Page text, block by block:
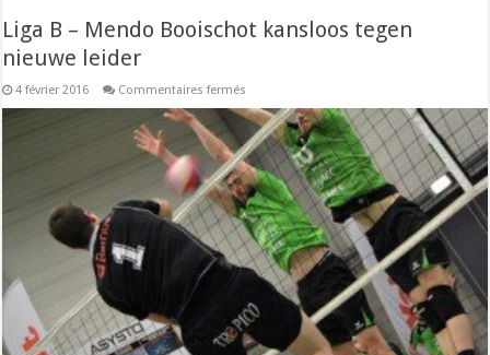
Liga B – Mendo Booischot kansloos tegen
nieuwe leider
4 février 2016 Commentaires fermés
B
Mendo
Booischot
kansloos
tegen
nieuwe
leider